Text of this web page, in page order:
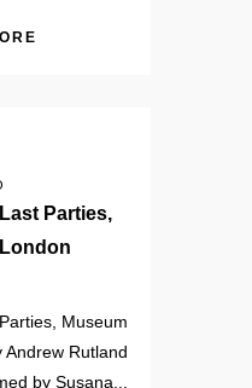
Parties,
Museum
Rutland
by Susana...